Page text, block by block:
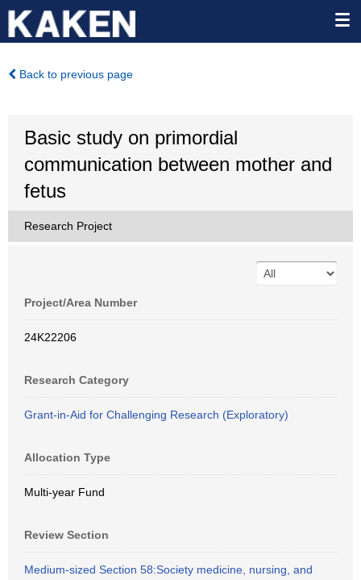
Back to previous page
Basic study on primordial
communication between mother and
fetus
Research Project
Project/Area Number
24K22206
Research Category
Grant-in-Aid for Challenging Research (Exploratory)
Allocation Type
Multi-year Fund
Review Section
Medium-sized Section 58:Society medicine, nursing, and